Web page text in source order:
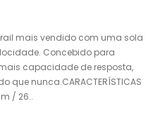
mais vendido com uma sola
Concebido para
capacidade de resposta,
nunca.CARACTERÍSTICAS
/ 26..